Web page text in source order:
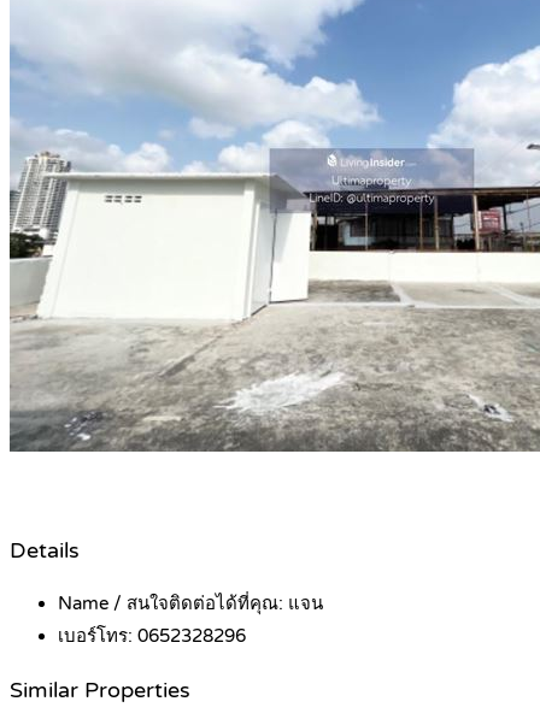
Details
Name / สนใจติดต่อได้ที่คุณ: แจน
เบอร์โทร: 0652328296
Similar Properties